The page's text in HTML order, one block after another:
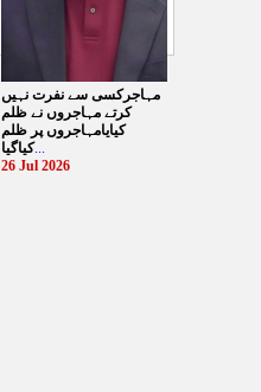
مہاجرکسی سے نفرت نہیں
کرتے مہاجروں نے ظلم
کیایامہاجروں پر ظلم
کیاگیا...
26 Jul 2026